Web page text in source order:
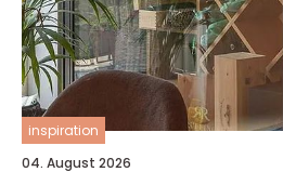
inspiration
04. August 2026